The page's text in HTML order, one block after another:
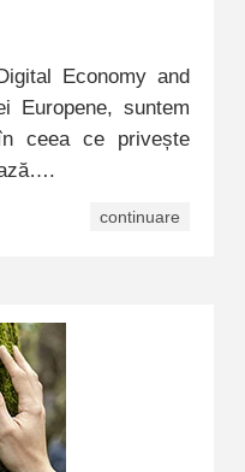
Economy and
Europene, suntem
ceea ce privește
continuare